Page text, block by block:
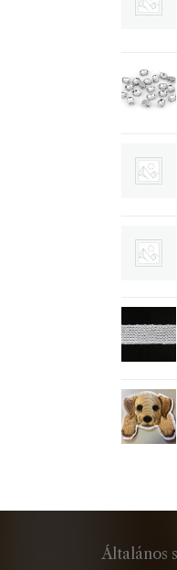
Általános